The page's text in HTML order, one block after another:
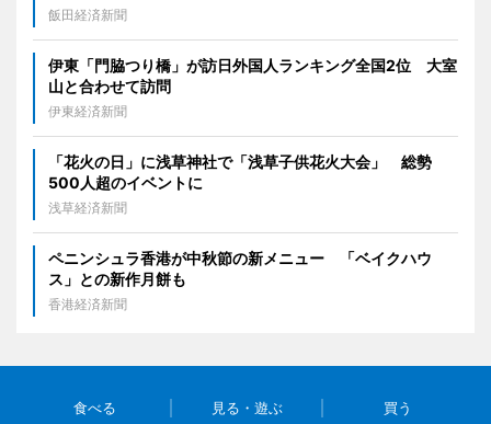
飯田経済新聞
伊東「門脇つり橋」が訪日外国人ランキング全国2位 大室
山と合わせて訪問
伊東経済新聞
「花火の日」に浅草神社で「浅草子供花火大会」 総勢
500人超のイベントに
浅草経済新聞
ペニンシュラ香港が中秋節の新メニュー 「ベイクハウ
ス」との新作月餅も
香港経済新聞
食べる 見る・遊ぶ 買う